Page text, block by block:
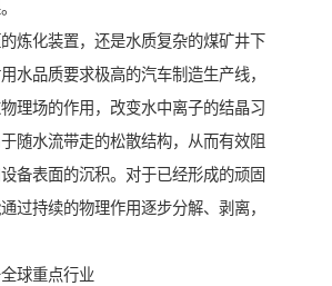
炼化装置，还是水质复杂的煤矿井下
水品质要求极高的汽车制造生产线，
理场的作用，改变水中离子的结晶习
随水流带走的松散结构，从而有效阻
备表面的沉积。对于已经形成的顽固
过持续的物理作用逐步分解、剥离，
球重点行业